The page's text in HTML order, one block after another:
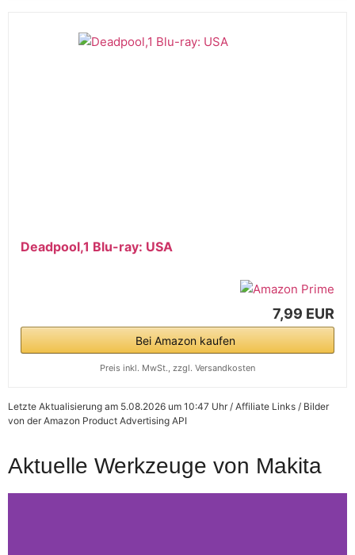
Deadpool,1 Blu-ray: USA
7,99 EUR
Bei Amazon kaufen
Preis inkl. MwSt., zzgl. Versandkosten
Letzte Aktualisierung am 5.08.2026 um 10:47 Uhr / Affiliate Links / Bilder
von der Amazon Product Advertising API
Aktuelle Werkzeuge von Makita